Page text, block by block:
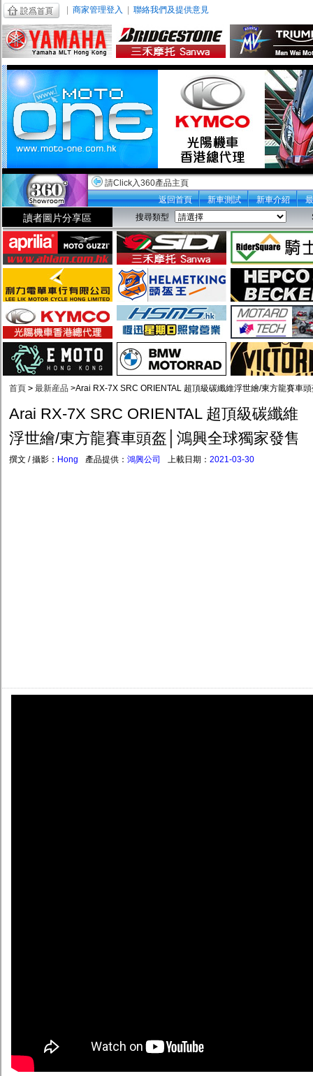
商家管理登入 聯絡我們及提供意見
請Click入360產品主頁
返回首頁
新車測試 新車介紹
讀者圖片分享區 搜尋類型
首頁 > 最新産品 >Arai RX-7X SRC ORIENTAL 超頂級碳纖維浮世繪/東方龍賽車
Arai RX-7X SRC ORIENTAL 超頂級碳纖維
浮世繪/東方龍賽車頭盔│鴻興全球獨家發售
撰文 / 攝影： Hong 產品提供： 鴻興公司 上載日期： 2021-03-30